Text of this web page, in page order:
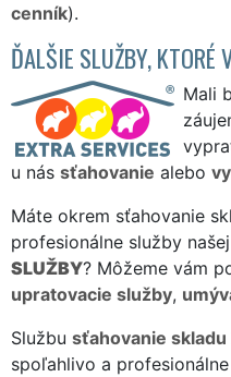
cenník).
ĎALŠIE SLUŽBY, KTORÉ
Mali
u nás sťahovanie alebo
Máte okrem sťahovanie
profesionálne služby našej
SLUŽBY? Môžeme vám
upratovacie služby,
Službu sťahovanie
spoľahlivo a